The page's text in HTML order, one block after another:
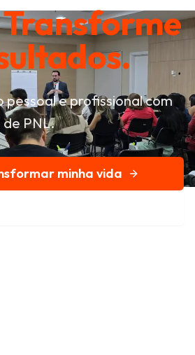
Transforme
pessoal e profissional com
PNL.
minha vida